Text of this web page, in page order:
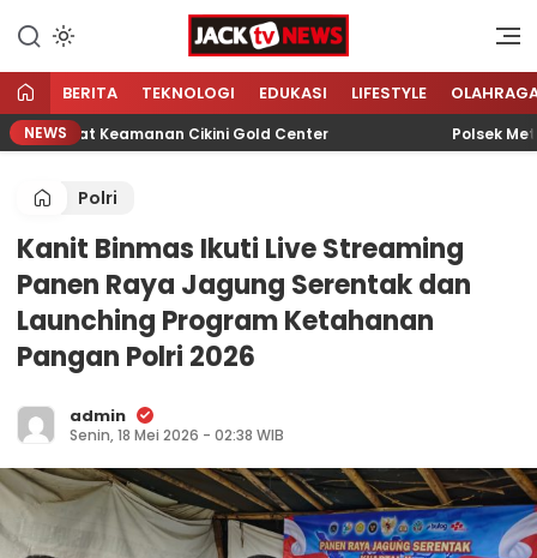
konten
Jacktvnews.com
Sumber Referensi Terpercaya
BERITA TEKNOLOGI EDUKASI LIFESTYLE
NEWSKeamanan Cikini Gold Center Polsek Metro
Polri
Kanit Binmas Ikuti Live Streaming
Panen Raya Jagung Serentak dan
Launching Program Ketahanan
Pangan Polri 2026
admin
Senin, 18 Mei 2026 - 02:38 WIB